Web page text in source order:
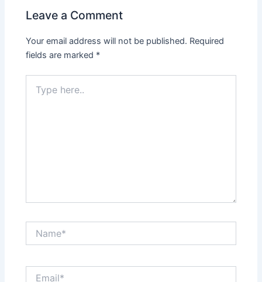
Leave a Comment
Your email address will not be published. Required
fields are marked *
here..